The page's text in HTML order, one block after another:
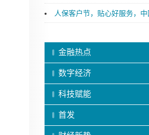
人保客户节，贴心好服务，中国人保携
金融热点
数字经济
科技赋能
首发